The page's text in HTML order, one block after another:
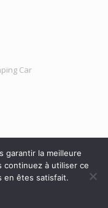
Car
© 2020 | Tous droits
garantir la meilleure
continuez à utiliser ce
en êtes satisfait.